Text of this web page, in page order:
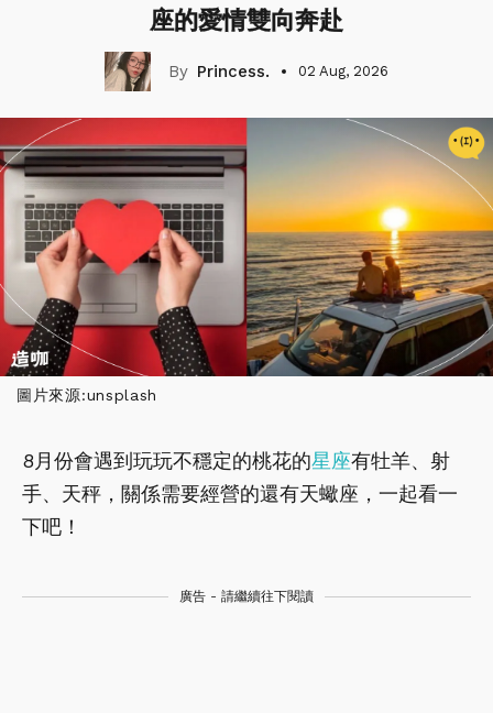
座的愛情雙向奔赴
Princess. 02 Aug, 2026
圖片來源:unsplash
8月份會遇到玩玩不穩定的桃花的星座有牡羊、射
手、天秤，關係需要經營的還有天蠍座，一起看一
下吧！
廣告 - 請繼續往下閱讀